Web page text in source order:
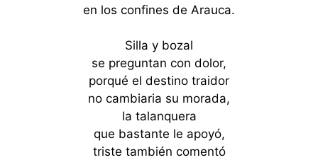
en los confines de Arauca.
Silla y bozal
se preguntan con dolor,
porqué el destino traidor
no cambiaria su morada,
la talanquera
que bastante le apoyó,
triste también comentó